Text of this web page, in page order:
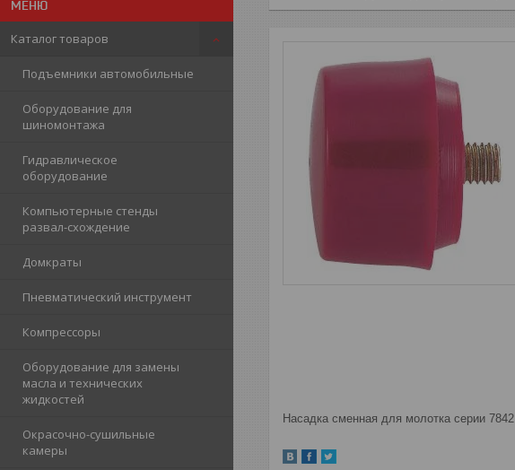
Каталог товаров
Подъемники автомобильные
Оборудование для
шиномонтажа
Гидравлическое
оборудование
Компьютерные стенды
развал-схождение
Домкраты
Пневматический инструмент
Компрессоры
Оборудование для замены
масла и технических
жидкостей
Окрасочно-сушильные
камеры
Насадка сменная для молотка серии 7842.